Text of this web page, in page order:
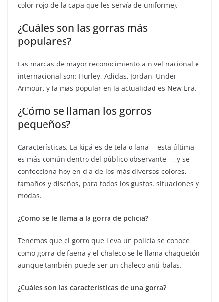
color rojo de la capa que les servía de uniforme).
¿Cuáles son las gorras más
populares?
Las marcas de mayor reconocimiento a nivel nacional e
internacional son: Hurley, Adidas, Jordan, Under
Armour, y la más popular en la actualidad es New Era.
¿Cómo se llaman los gorros
pequeños?
Características. La kipá es de tela o lana —esta última
es más común dentro del público observante—, y se
confecciona hoy en día de los más diversos colores,
tamaños y diseños, para todos los gustos, situaciones y
modas.
¿Cómo se le llama a la gorra de policía?
Tenemos que el gorro que lleva un policía se conoce
como gorra de faena y el chaleco se le llama chaquetón
aunque también puede ser un chaleco anti-balas.
¿Cuáles son las características de una gorra?